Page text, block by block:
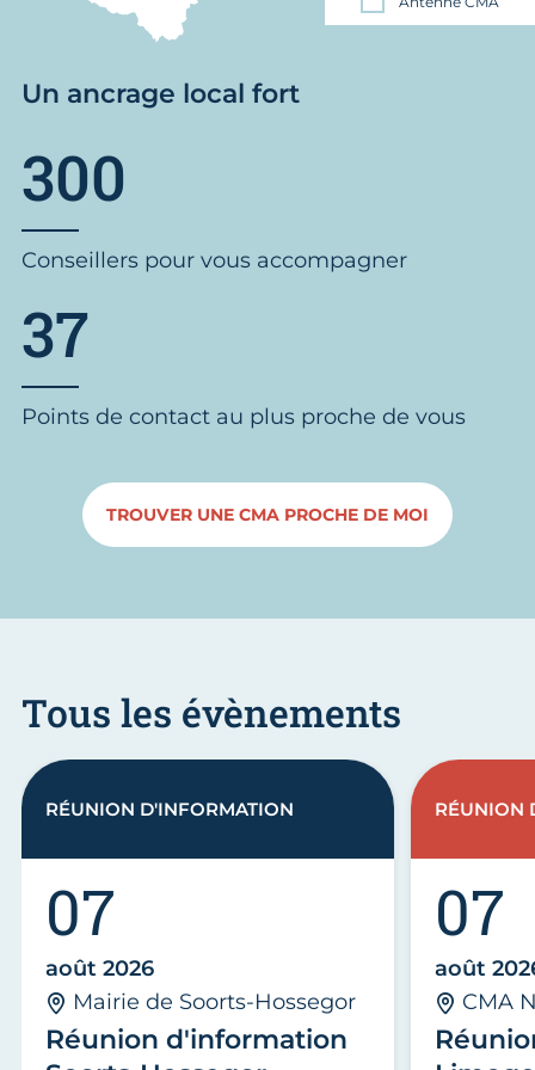
Un ancrage local fort
300
Conseillers pour vous accompagner
37
Points de contact au plus proche de vous
TROUVER UNE CMA PROCHE DE MOI
Tous les évènements
Réunion d'information
07
août 2026
Mairie de Soorts-Hossegor
RÉUNION D'INFORMATION
07
août
CMA
RÉUNION